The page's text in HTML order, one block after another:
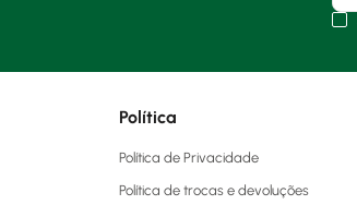
Política
Política de Privacidade
Política de trocas e devoluções